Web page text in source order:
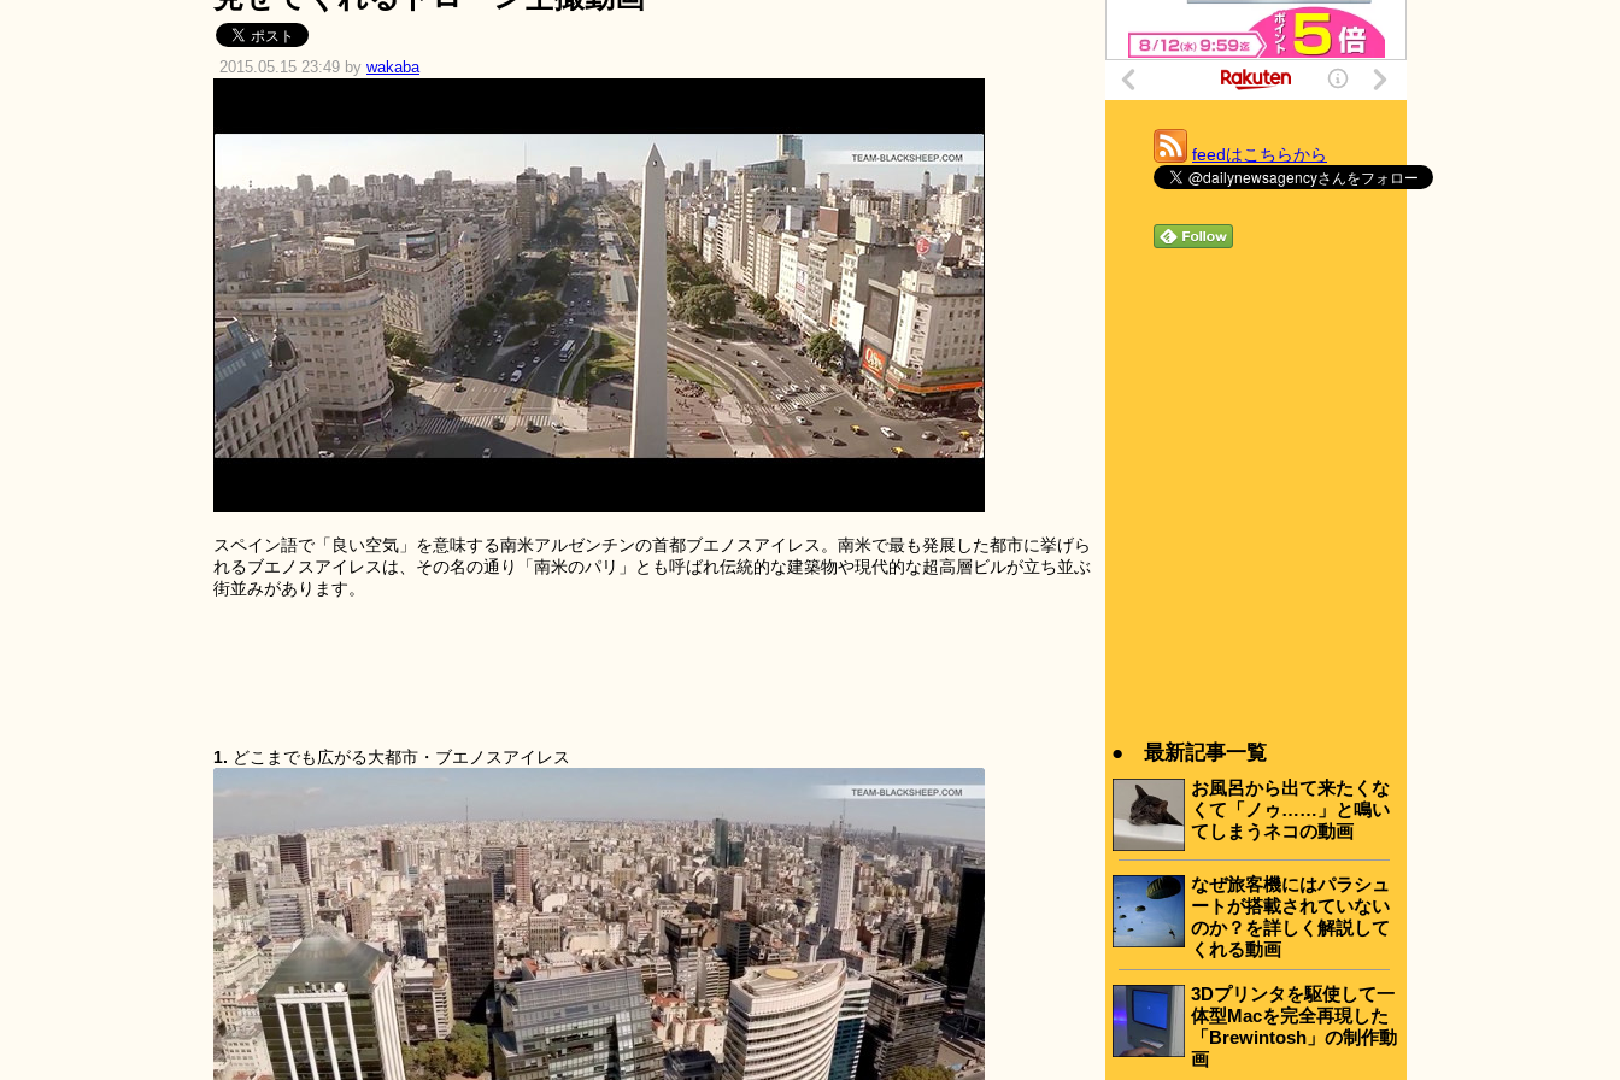
2015.05.15 23:49 by wakaba
スペイン語で「良い空気」を意味する南米アルゼンチンの首都ブエノスアイレス。南米で最も発展した都市に挙げら
れるブエノスアイレスは、その名の通り「南米のパリ」とも呼ばれ伝統的な建築物や現代的な超高層ビルが立ち並ぶ
街並みがあります。
1. どこまでも広がる大都市・ブエノスアイレス
feedはこちらから
● 最新記事一覧
お風呂から出て来たくな
くて「ノゥ……」と鳴い
てしまうネコの動画
なぜ旅客機にはパラシュ
ートが搭載されていない
のか？を詳しく解説して
くれる動画
3Dプリンタを駆使して一
体型Macを完全再現した
「Brewintosh」の制作動
画